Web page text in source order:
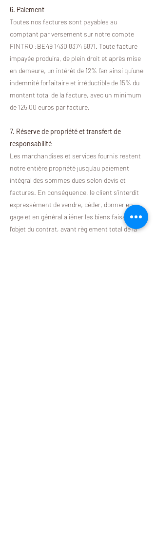
6. Paiement
Toutes nos factures sont payables au
comptant par versement sur notre compte
FINTRO :BE49 1430 8374 6871. Toute facture
impayée produira, de plein droit et après mise
en demeure, un intérêt de 12% l’an ainsi qu’une
indemnité forfaitaire et irréductible de 15% du
montant total de la facture, avec un minimum
de 125,00 euros par facture.
7. Réserve de propriété et transfert de
responsabilité
Les marchandises et services fournis restent
notre entière propriété jusqu’au paiement
intégral des sommes dues selon devis et
factures. En conséquence, le client s’interdit
expressément de vendre, céder, donner en
gage et en général aliéner les biens faisant
l’objet du contrat, avant règlement total de la